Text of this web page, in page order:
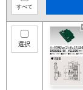
すべて
選択